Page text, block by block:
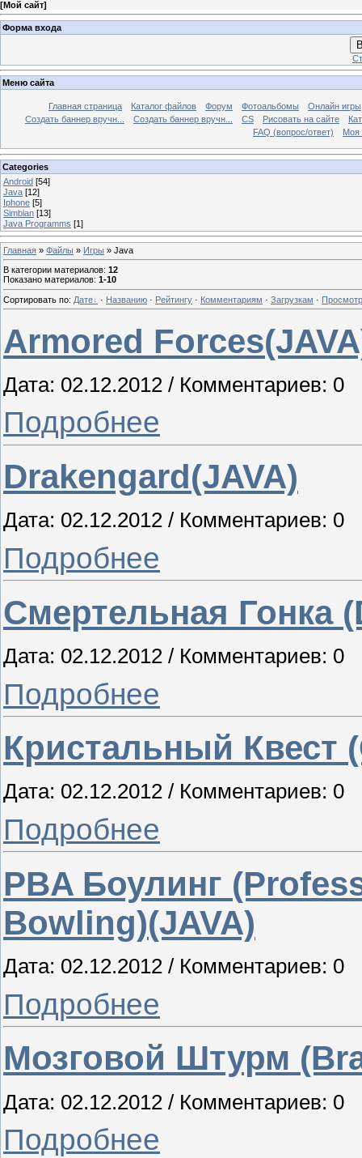
[Мой сайт]
Форма входа
Меню сайта
Главная страница Каталог файлов Форум Фотоальбомы
Онлайн игры
Создать баннер вручн...
Создать баннер вручн... CS Рисовать на сайте
FAQ (вопрос/ответ)
Моя
Categories
Android [54]
Java [12]
Iphone [5]
Simbian [13]
Java Programms [1]
Главная » Файлы » Игры » Java
В категории материалов: 12
Показано материалов: 1-10
Сортировать по: Дате · Названию · Рейтингу · Комментариям · Загрузкам ·
Armored
Дата: 02.12.2012 / Комментариев: 0
Подробнее
Drakengard(JAVA)
Дата: 02.12.2012 / Комментариев: 0
Подробнее
Смертельная Гонка
Дата: 02.12.2012 / Комментариев: 0
Подробнее
Кристальный Квест
Дата: 02.12.2012 / Комментариев: 0
Подробнее
PBA Боулинг
Bowling)(JAVA)
Дата: 02.12.2012 / Комментариев: 0
Подробнее
Мозговой Штурм
Дата: 02.12.2012 / Комментариев: 0
Подробнее